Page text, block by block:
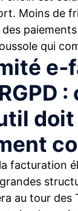
Moins de
qui
:
doit
facturation
au tour des